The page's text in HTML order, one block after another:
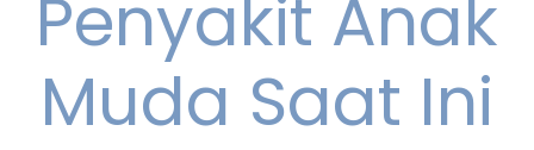
Penyakit Anak
Muda Saat Ini